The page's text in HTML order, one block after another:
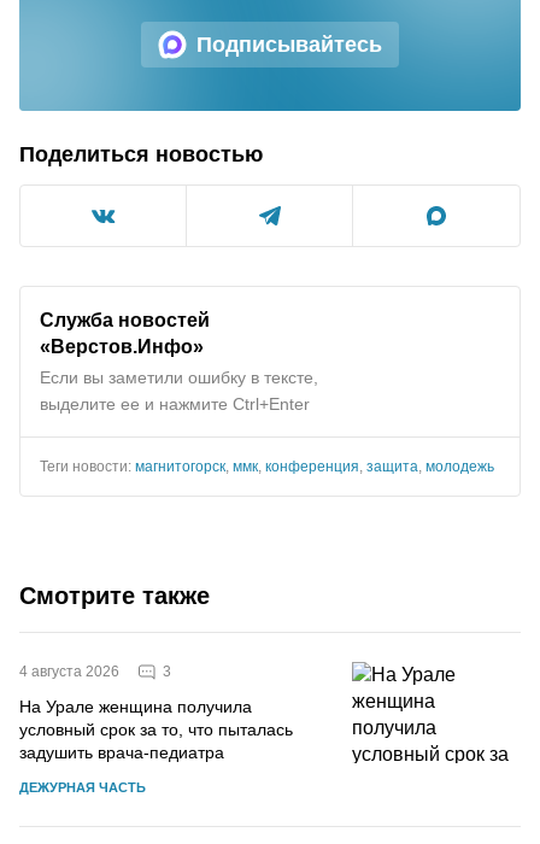
Подписывайтесь
Поделиться новостью
Служба новостей
«Верстов.Инфо»
Если вы заметили ошибку в тексте,
выделите ее и нажмите Ctrl+Enter
Теги новости: магнитогорск, ммк, конференция, защита, молодежь
Смотрите также
4 августа 2026 3
На Урале женщина получила
условный срок за то, что пыталась
задушить врача-педиатра
ДЕЖУРНАЯ ЧАСТЬ